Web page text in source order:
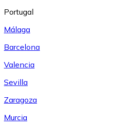
Portugal
Málaga
Barcelona
Valencia
Sevilla
Zaragoza
Murcia